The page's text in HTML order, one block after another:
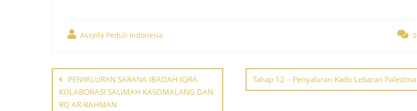
Assyifa Peduli Indonesia 0
Post
navigation
PENYALURAN SARANA IBADAH IQRA
KOLABORASI SALIMAH KASOMALANG DAN
RQ AR-RAHMAN
Tahap 12 – Penyaluran Kado Lebaran Palestina